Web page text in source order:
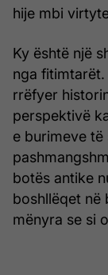
hije mbi
Ky është një
nga
rrëfyer
perspektivë
e burimeve të
botës antike
boshllëqet në
mënyra se si